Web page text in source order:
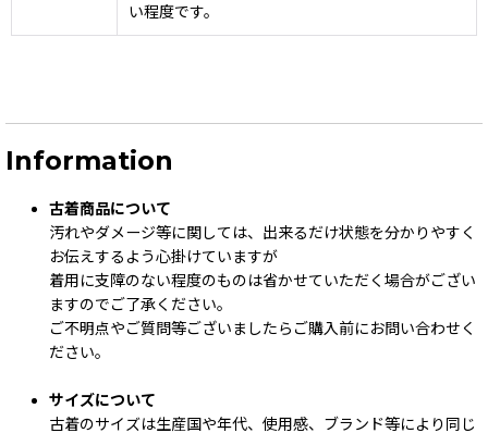
い程度です。
Information
古着商品について
汚れやダメージ等に関しては、出来るだけ状態を分かりやすく
お伝えするよう心掛けていますが
着用に支障のない程度のものは省かせていただく場合がござい
ますのでご了承ください。
ご不明点やご質問等ございましたらご購入前にお問い合わせく
ださい。
サイズについて
古着のサイズは生産国や年代、使用感、ブランド等により同じ